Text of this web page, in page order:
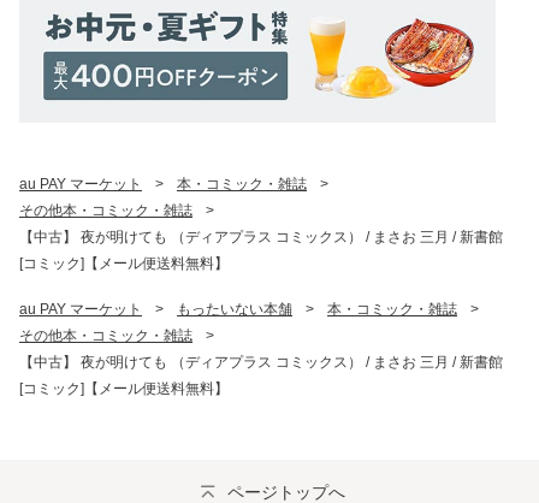
au PAY マーケット > 本・コミック・雑誌
>
その他本・コミック・雑誌
>
【中古】 夜が明けても （ディアプラス コミックス） / まさお 三月 / 新書館
[コミック]【メール便送料無料】
au PAY マーケット > もったいない本舗 > 本・コミック・雑誌
>
その他本・コミック・雑誌
>
【中古】 夜が明けても （ディアプラス コミックス） / まさお 三月 / 新書館
[コミック]【メール便送料無料】
ページトップへ